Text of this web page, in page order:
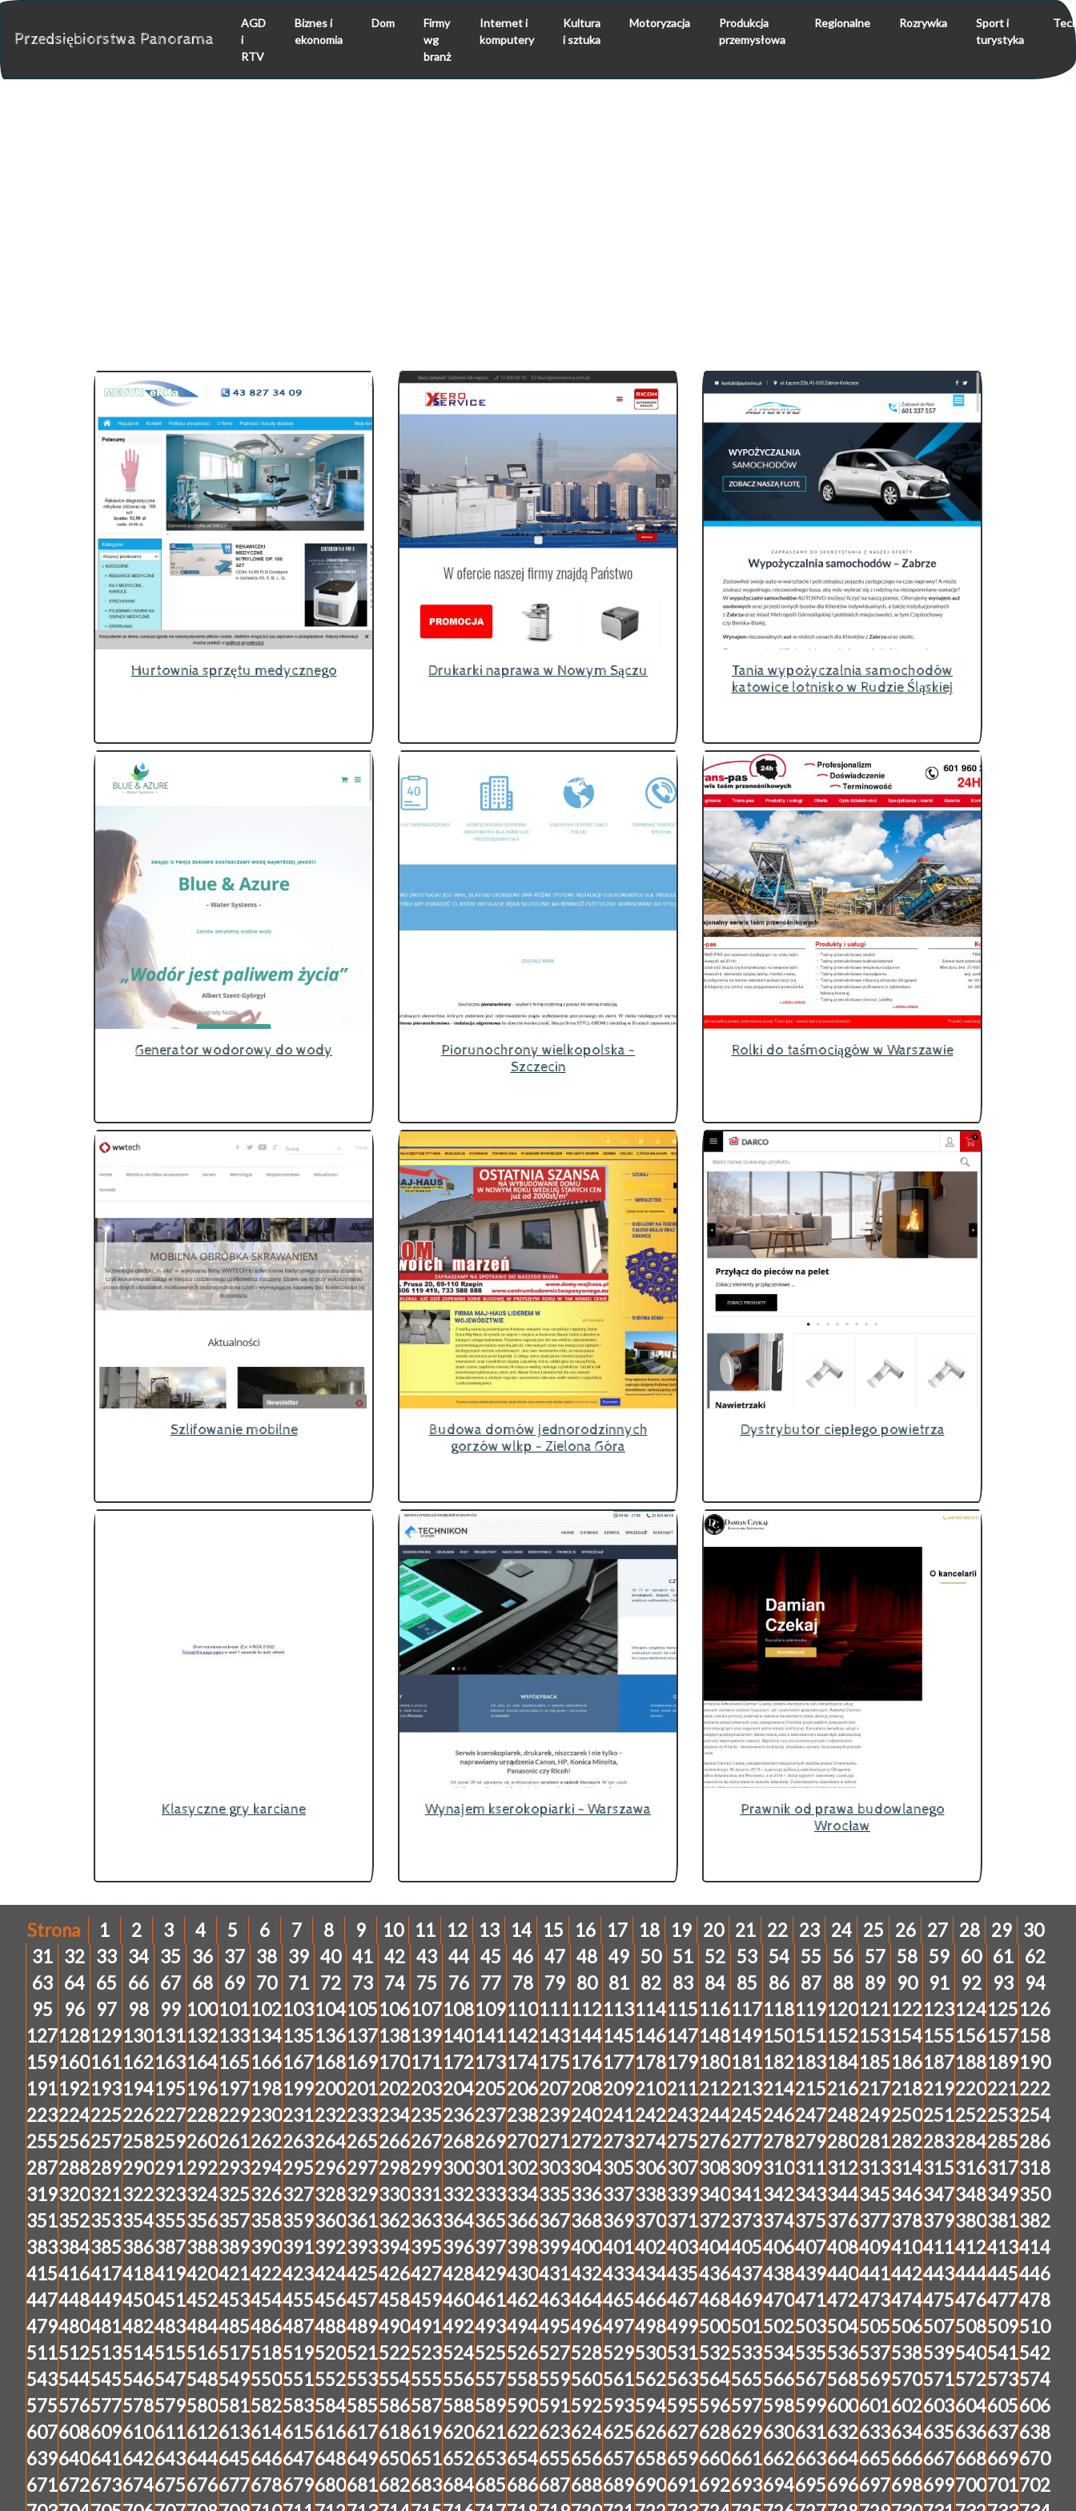
Przedsiębiorstwa Panorama
AGD
i
RTV
Biznes i
ekonomia
Dom
Firmy
wg
branż
Internet i
komputery
Kultura
i sztuka
Motoryzacja
Produkcja
przemysłowa
Regionalne Rozrywka
Sport i
turystyka
Hurtownia sprzętu medycznego Drukarki naprawa w Nowym Sączu
Tania wypożyczalnia samochodów
katowice lotnisko w Rudzie Śląskiej
Generator wodorowy do wody
Piorunochrony wielkopolska -
Szczecin
Rolki do taśmociągów w Warszawie
Szlifowanie mobilne
Budowa domów jednorodzinnych
gorzów wlkp - Zielona Góra
Dystrybutor ciepłego powietrza
Klasyczne gry karciane Wynajem kserokopiarki - Warszawa
Prawnik od prawa budowlanego
Wrocław
Strona 1 2 3 4 5 6 7 8 9 10 11 12 13 14 15 16 17 18 19 20 21 22 23 24 25 26 27 28 29 30
31 32 33 34 35 36 37 38 39 40 41 42 43 44 45 46 47 48 49 50 51 52 53 54 55 56 57 58 59 60 61 62
63 64 65 66 67 68 69 70 71 72 73 74 75 76 77 78 79 80 81 82 83 84 85 86 87 88 89 90 91 92 93
94
95
96 97 98 99 100101102103104105106107108109110111112113114115116117118119120121122123124125126
127128129130131132133134135136137138139140141142143144145146147148149150151152153154155156157158
159160161162163164165166167168169170171172173174175176177178179180181182183184185186187188189190
191192193194195196197198199200201202203204205206207208209210211212213214215216217218219220221222
223224225226227228229230231232233234235236237238239240241242243244245246247248249250251252253254
255256257258259260261262263264265266267268269270271272273274275276277278279280281282283284285286
287288289290291292293294295296297298299300301302303304305306307308309310311312313314315316317318
319320321322323324325326327328329330331332333334335336337338339340341342343344345346347348349350
351352353354355356357358359360361362363364365366367368369370371372373374375376377378379380381382
383384385386387388389390391392393394395396397398399400401402403404405406407408409410411412413414
415416417418419420421422423424425426427428429430431432433434435436437438439440441442443444445446
447448449450451452453454455456457458459460461462463464465466467468469470471472473474475476477478
479480481482483484485486487488489490491492493494495496497498499500501502503504505506507508509510
511512513514515516517518519520521522523524525526527528529530531532533534535536537538539540541542
543544545546547548549550551552553554555556557558559560561562563564565566567568569570571572573574
575576577578579580581582583584585586587588589590591592593594595596597598599600601602603604605606
607608609610611612613614615616617618619620621622623624625626627628629630631632633634635636637638
639640641642643644645646647648649650651652653654655656657658659660661662663664665666667668669670
671672673674675676677678679680681682683684685686687688689690691692693694695696697698699700701702